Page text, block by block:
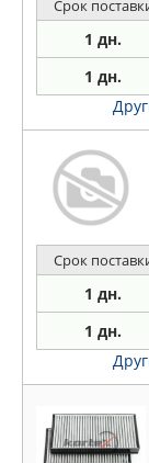
Срок
1 дн.
1 дн.
Срок
1 дн.
1 дн.